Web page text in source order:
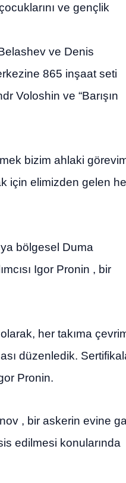
ve gençlik
ve Denis
865 inşaat seti
Voloshin ve “Barışın
bizim ahlaki
için elimizden gelen
bölgesel Duma
Igor Pronin , bir
her takıma
düzenledik.
Pronin.
, bir askerin evine
edilmesi konularında